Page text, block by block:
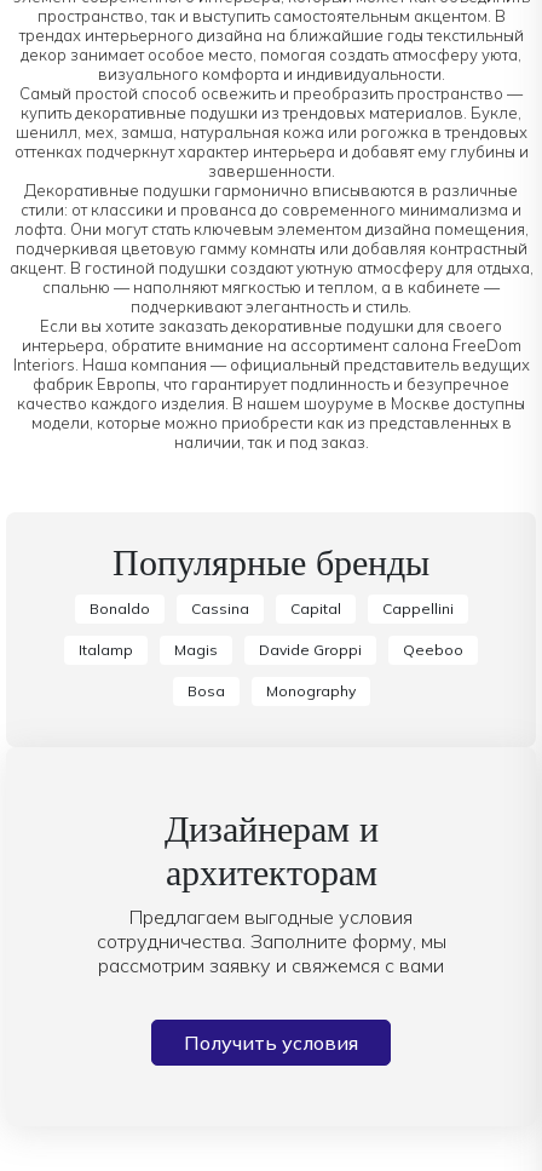
пространство, так и выступить самостоятельным акцентом. В
трендах интерьерного дизайна на ближайшие годы текстильный
декор занимает особое место, помогая создать атмосферу уюта,
визуального комфорта и индивидуальности.
Самый простой способ освежить и преобразить пространство —
купить декоративные подушки из трендовых материалов. Букле,
шенилл, мех, замша, натуральная кожа или рогожка в трендовых
оттенках подчеркнут характер интерьера и добавят ему глубины и
завершенности.
Декоративные подушки гармонично вписываются в различные
стили: от классики и прованса до современного минимализма и
лофта. Они могут стать ключевым элементом дизайна помещения,
подчеркивая цветовую гамму комнаты или добавляя контрастный
акцент. В гостиной подушки создают уютную атмосферу для отдыха,
спальню — наполняют мягкостью и теплом, а в кабинете —
подчеркивают элегантность и стиль.
Если вы хотите заказать декоративные подушки для своего
интерьера, обратите внимание на ассортимент салона FreeDom
Interiors. Наша компания — официальный представитель ведущих
фабрик Европы, что гарантирует подлинность и безупречное
качество каждого изделия. В нашем шоуруме в Москве доступны
модели, которые можно приобрести как из представленных в
наличии, так и под заказ.
Популярные бренды
Bonaldo Cassina Capital Cappellini
Italamp Magis Davide Groppi Qeeboo
Bosa Monography
Дизайнерам и
архитекторам
Предлагаем выгодные условия
сотрудничества. Заполните форму, мы
рассмотрим заявку и свяжемся с вами
Получить условия